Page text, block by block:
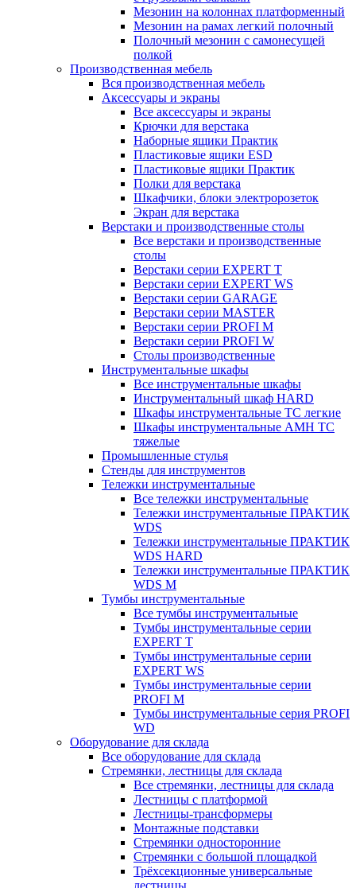
Мезонин на колоннах платформенный
Мезонин на рамах легкий полочный
Полочный мезонин с самонесущей
полкой
Производственная мебель
Вся производственная мебель
Аксессуары и экраны
Все аксессуары и экраны
Крючки для верстака
Наборные ящики Практик
Пластиковые ящики ESD
Пластиковые ящики Практик
Полки для верстака
Шкафчики, блоки электророзеток
Экран для верстака
Верстаки и производственные столы
Все верстаки и производственные
столы
Верстаки серии EXPERT T
Верстаки серии EXPERT WS
Верстаки серии GARAGE
Верстаки серии MASTER
Верстаки серии PROFI M
Верстаки серии PROFI W
Столы производственные
Инструментальные шкафы
Все инструментальные шкафы
Инструментальный шкаф HARD
Шкафы инструментальные ТС легкие
Шкафы инструментальные AMH TC
тяжелые
Промышленные стулья
Стенды для инструментов
Тележки инструментальные
Все тележки инструментальные
Тележки инструментальные ПРАКТИК
WDS
Тележки инструментальные ПРАКТИК
WDS HARD
Тележки инструментальные ПРАКТИК
WDS M
Тумбы инструментальные
Все тумбы инструментальные
Тумбы инструментальные серии
EXPERT T
Тумбы инструментальные серии
EXPERT WS
Тумбы инструментальные серии
PROFI M
Тумбы инструментальные серия PROFI
WD
Оборудование для склада
Все оборудование для склада
Стремянки, лестницы для склада
Все стремянки, лестницы для склада
Лестницы с платформой
Лестницы-трансформеры
Монтажные подставки
Стремянки односторонние
Стремянки с большой площадкой
Трёхсекционные универсальные
лестницы